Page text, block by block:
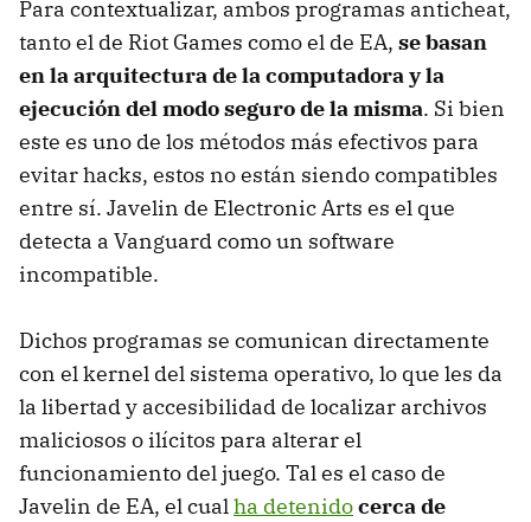
Para contextualizar, ambos programas anticheat,
tanto el de Riot Games como el de EA, se basan
en la arquitectura de la computadora y la
ejecución del modo seguro de la misma. Si bien
este es uno de los métodos más efectivos para
evitar hacks, estos no están siendo compatibles
entre sí. Javelin de Electronic Arts es el que
detecta a Vanguard como un software
incompatible.
Dichos programas se comunican directamente
con el kernel del sistema operativo, lo que les da
la libertad y accesibilidad de localizar archivos
maliciosos o ilícitos para alterar el
funcionamiento del juego. Tal es el caso de
Javelin de EA, el cualha detenidocerca de